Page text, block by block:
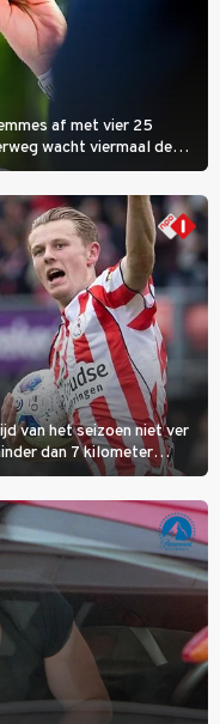
af met vier 25
wacht viermaal de
des Anglais krijgt
van het seizoen niet ver
dan 7 kilometer
Nacho Ferri aan van